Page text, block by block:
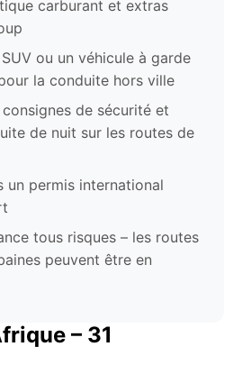
carburant et extras
ou un véhicule à garde
la conduite hors ville
de sécurité et
de nuit sur les routes de
un permis international
tous risques – les routes
peuvent être en
– 31